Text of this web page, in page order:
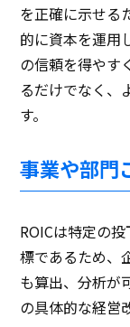
を正確に示せる
的に資本を運用
の信頼を得やす
るだけでなく、
す。
事業や部門
ROICは特定の
標であるため、
も算出、分析が
の具体的な経営